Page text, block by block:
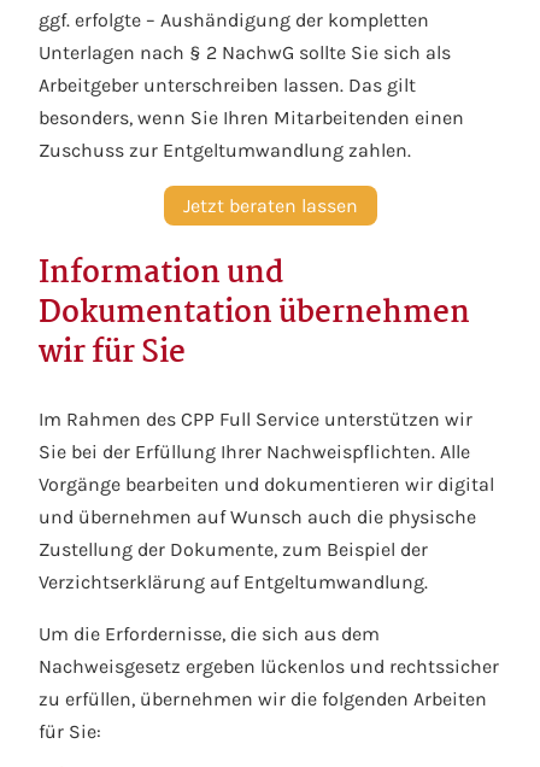
ggf. erfolgte – Aushändigung der kompletten
Unterlagen nach § 2 NachwG sollte Sie sich als
Arbeitgeber unterschreiben lassen. Das gilt
besonders, wenn Sie Ihren Mitarbeitenden einen
Zuschuss zur Entgeltumwandlung zahlen.
Jetzt beraten lassen
Information und
Dokumentation übernehmen
wir für Sie
Im Rahmen des CPP Full Service unterstützen wir
Sie bei der Erfüllung Ihrer Nachweispflichten. Alle
Vorgänge bearbeiten und dokumentieren wir digital
und übernehmen auf Wunsch auch die physische
Zustellung der Dokumente, zum Beispiel der
Verzichtserklärung auf Entgeltumwandlung.
Um die Erfordernisse, die sich aus dem
Nachweisgesetz ergeben lückenlos und rechtssicher
zu erfüllen, übernehmen wir die folgenden Arbeiten
für Sie: